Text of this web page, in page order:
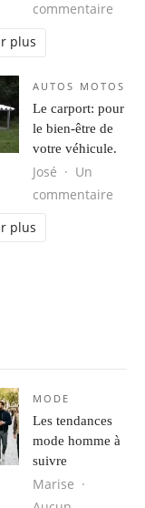
commentaire
plus
au Brésil :
AUTOS MOTOS
Le carport: pour
le bien-être de
votre véhicule.
José
Un
commentaire
plus
MODE
Les tendances
mode homme à
suivre
Marise